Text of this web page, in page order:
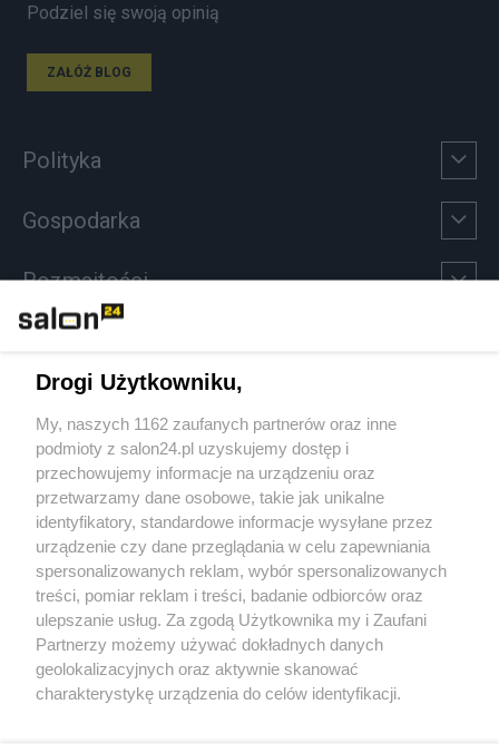
Podziel się swoją opinią
ZAŁÓŻ BLOG
Polityka
Gospodarka
Rozmaitości
Sport
Społeczeństwo
Kultura
X Facebook Instagram Youtube
Drogi Użytkowniku,
My, naszych 1162 zaufanych partnerów oraz inne
podmioty z salon24.pl uzyskujemy dostęp i
przechowujemy informacje na urządzeniu oraz
przetwarzamy dane osobowe, takie jak unikalne
identyfikatory, standardowe informacje wysyłane przez
urządzenie czy dane przeglądania w celu zapewniania
spersonalizowanych reklam, wybór spersonalizowanych
treści, pomiar reklam i treści, badanie odbiorców oraz
ulepszanie usług. Za zgodą Użytkownika my i Zaufani
Partnerzy możemy używać dokładnych danych
geolokalizacyjnych oraz aktywnie skanować
charakterystykę urządzenia do celów identyfikacji.